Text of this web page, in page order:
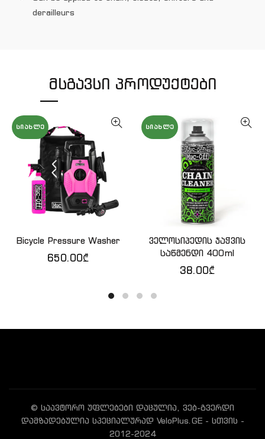
derailleurs
ᲛᲡᲒᲐᲕᲡᲘ ᲞᲠᲝᲓᲣᲥᲢᲔᲑᲘ
ᲡᲘᲐᲮᲚᲔ
ᲙᲐᲚᲐᲗᲐᲨᲘ ᲓᲐᲛᲐᲢᲔᲑᲐ
Bicycle Pressure Washer
650.00₾
ᲡᲘᲐᲮᲚᲔ
ᲙᲐᲚᲐᲗᲐᲨᲘ ᲓᲐᲛᲐᲢᲔᲑᲐ
ველოსიპედის ჯაჭვის
საწმენდი 400ml
38.00₾
© საავტორო უფლებები დაცულია, ვებ-გვერდი
დამზადებულია სპეციალურად VeloPlus.GE - სთვის -
2012-2024